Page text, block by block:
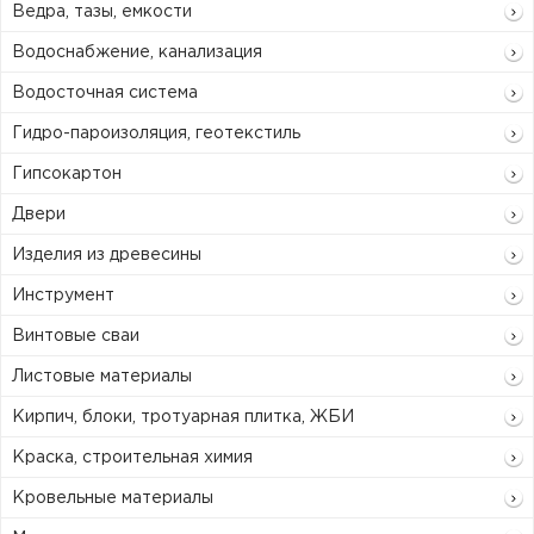
Ведра, тазы, емкости
Водоснабжение, канализация
Водосточная система
Гидро-пароизоляция, геотекстиль
Гипсокартон
Двери
Изделия из древесины
Инструмент
Винтовые сваи
Листовые материалы
Кирпич, блоки, тротуарная плитка, ЖБИ
Краска, строительная химия
Кровельные материалы